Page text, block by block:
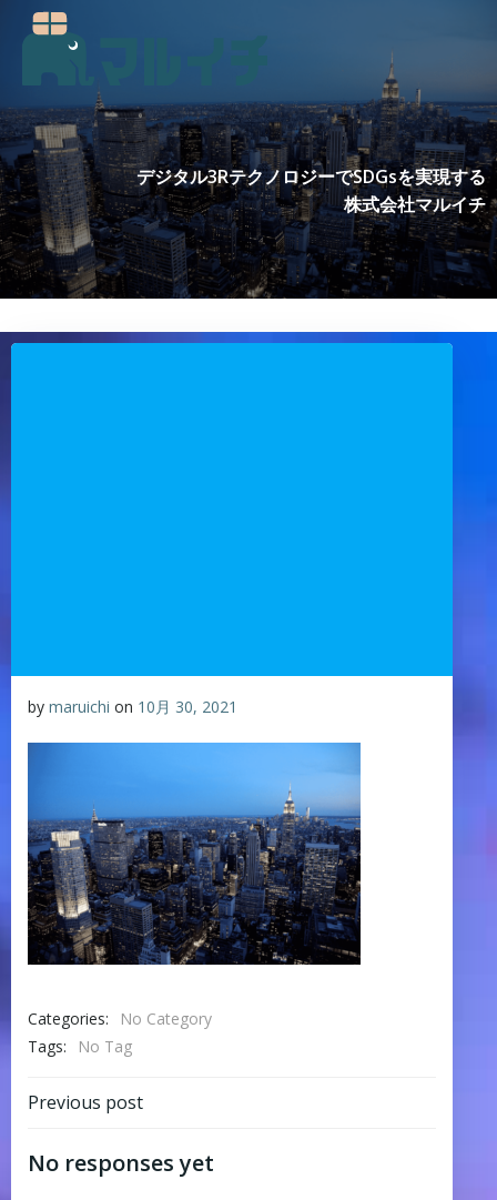
ツ
へ
ス
キ
ッ
プ
デジタル3RテクノロジーでSDGsを実現する
株式会社マルイチ
by maruichi on 10月 30, 2021
Categories:
No Category
Tags:
No Tag
Post
navigation
Previous post
No responses yet